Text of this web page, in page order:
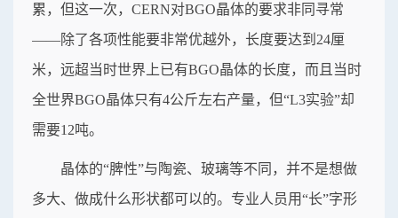
累，但这一次，CERN对BGO晶体的要求非同寻常
——除了各项性能要非常优越外，长度要达到24厘
米，远超当时世界上已有BGO晶体的长度，而且当时
全世界BGO晶体只有4公斤左右产量，但“L3实验”却
需要12吨。
晶体的“脾性”与陶瓷、玻璃等不同，并不是想做
多大、做成什么形状都可以的。专业人员用“长”字形